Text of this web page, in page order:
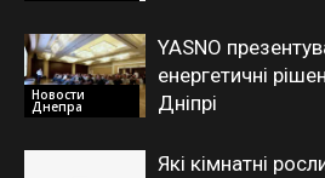
Новости
Днепра
YASNO
енергетичні
Дніпрі
Які кімнатні